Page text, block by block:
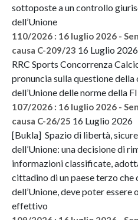
sottoposte a un controllo
dell’Unione
110/2026 : 16 luglio 2026 -
causa C-209/23 16 Luglio 2026
RRC Sports Concorrenza
pronuncia sulla questione
dell’Unione delle norme della
107/2026 : 16 luglio 2026 -
causa C-26/25 16 Luglio 2026
[Bukla] Spazio di libertà,
dell’Unione: una decisione di
informazioni classificate,
cittadino di un paese terzo
dell’Unione, deve poter
effettivo